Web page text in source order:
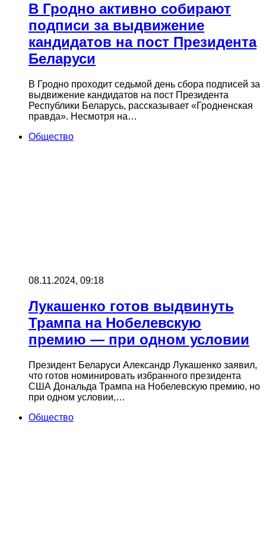
В Гродно активно собирают
подписи за выдвижение
кандидатов на пост Президента
Беларуси
В Гродно проходит седьмой день сбора подписей за
выдвижение кандидатов на пост Президента
Республики Беларусь, рассказывает «Гродненская
правда». Несмотря на…
Общество
08.11.2024, 09:18
Лукашенко готов выдвинуть
Трампа на Нобелевскую
премию — при одном условии
Президент Беларуси Александр Лукашенко заявил,
что готов номинировать избранного президента
США Дональда Трампа на Нобелевскую премию, но
при одном условии,…
Общество